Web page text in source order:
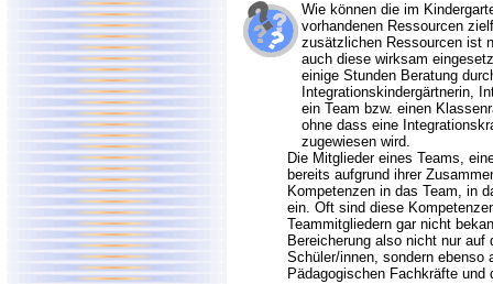
Wie können die im
vorhandenen Ressourcen
zusätzlichen Ressourcen ist
auch diese wirksam
einige Stunden Beratung
Integrationskindergärtnerin,
ein Team bzw. einen
ohne dass eine
zugewiesen wird.
Die Mitglieder eines Teams,
bereits aufgrund ihrer
Kompetenzen in das Team, in
ein. Oft sind diese
Teammitgliedern gar nicht
Bereicherung also nicht nur auf
Schüler/innen, sondern ebenso
Pädagogischen Fachkräfte und